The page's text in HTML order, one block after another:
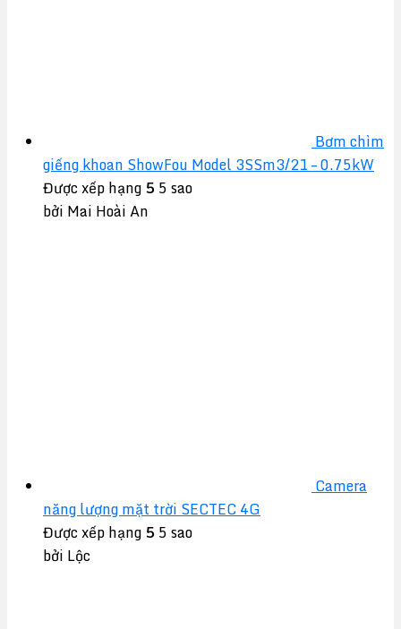
Bơm chìm
giếng khoan ShowFou Model 3SSm3/21 – 0.75kW
Được xếp hạng5 5 sao
bởi Mai Hoài An
Camera
năng lượng mặt trời SECTEC 4G
Được xếp hạng5 5 sao
bởi Lộc